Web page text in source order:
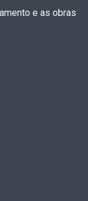
e as obras